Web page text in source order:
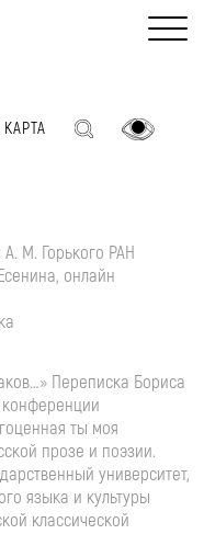
А. М. Горького РАН
, онлайн
Переписка Бориса
ты моя
прозе и поэзии.
университет,
языка и культуры
классической